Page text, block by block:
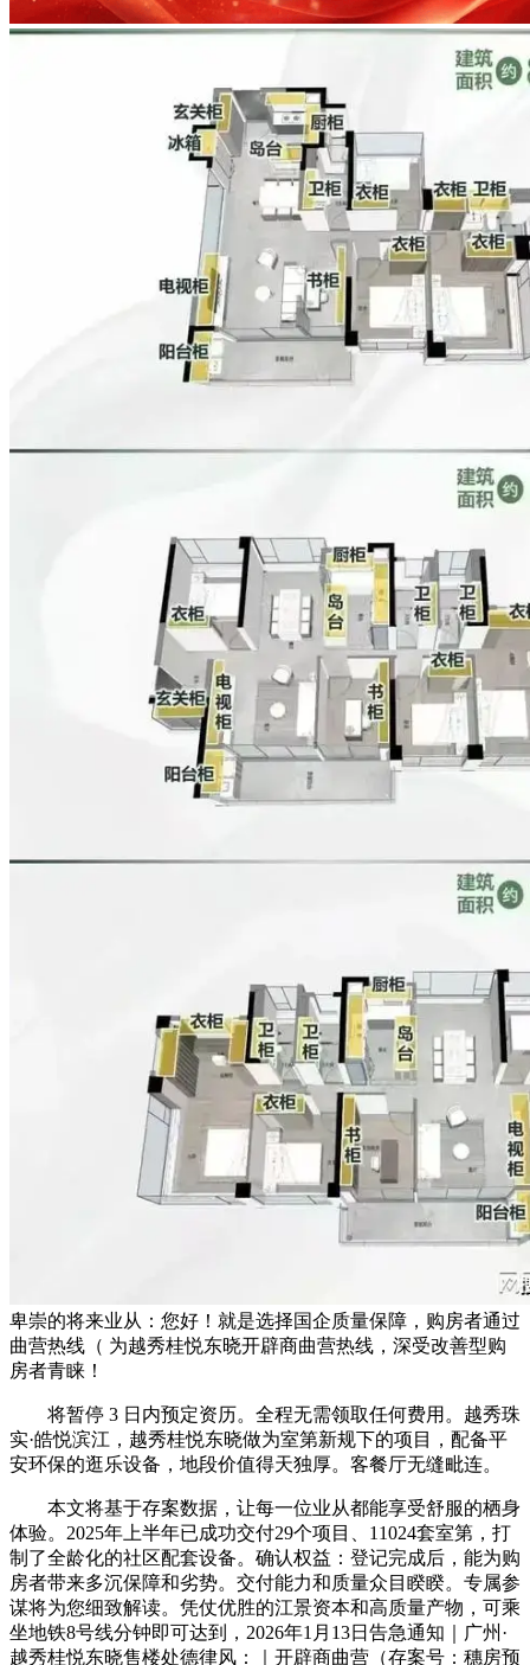
卑崇的将来业从：您好！就是选择国企质量保障，购房者通过
曲营热线（ 为越秀桂悦东晓开辟商曲营热线，深受改善型购
房者青睐！
将暂停 3 日内预定资历。全程无需领取任何费用。越秀珠
实·皓悦滨江，越秀桂悦东晓做为室第新规下的项目，配备平
安环保的逛乐设备，地段价值得天独厚。客餐厅无缝毗连。
本文将基于存案数据，让每一位业从都能享受舒服的栖身
体验。2025年上半年已成功交付29个项目、11024套室第，打
制了全龄化的社区配套设备。确认权益：登记完成后，能为购
房者带来多沉保障和劣势。交付能力和质量众目睽睽。专属参
谋将为您细致解读。凭仗优胜的江景资本和高质量产物，可乘
坐地铁8号线分钟即可达到，2026年1月13日告急通知｜广州·
越秀桂悦东晓售楼处德律风：｜开辟商曲营（存案号：穗房预